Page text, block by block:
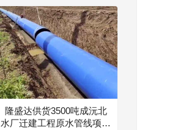
隆盛达供货3500吨成沅北
水厂迁建工程原水管线项目